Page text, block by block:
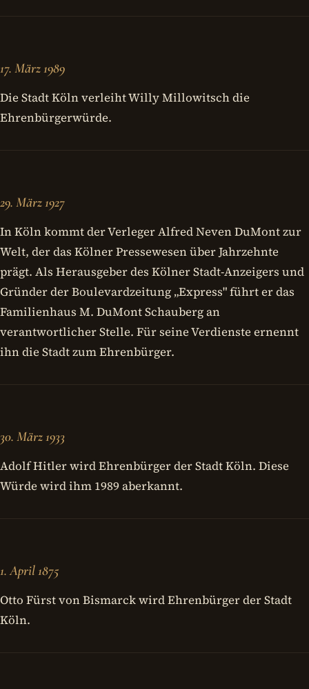
17. März 1989
Die Stadt Köln verleiht Willy Millowitsch die
Ehrenbürgerwürde.
29. März 1927
In Köln kommt der Verleger Alfred Neven DuMont zur
Welt, der das Kölner Pressewesen über Jahrzehnte
prägt. Als Herausgeber des Kölner Stadt-Anzeigers und
Gründer der Boulevardzeitung „Express" führt er das
Familienhaus M. DuMont Schauberg an
verantwortlicher Stelle. Für seine Verdienste ernennt
ihn die Stadt zum Ehrenbürger.
30. März 1933
Adolf Hitler wird Ehrenbürger der Stadt Köln. Diese
Würde wird ihm 1989 aberkannt.
1. April 1875
Otto Fürst von Bismarck wird Ehrenbürger der Stadt
Köln.